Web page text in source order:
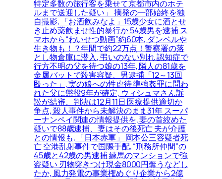
特定多数の旅行客を乗せて京都市内のホテ
ルまで送迎した疑い」 摘発の一部始終を独
自撮影, 「お酒飲みなよ」15歳少女に酒とせ
き止め薬飲ませ性的暴行か 54歳男を逮捕 ス
マホから“わいせつ動画”約60本, ダンベルや
生き物も！？年間で約22万点！警察署の落
とし物倉庫に潜入, 弔いのない別れ 認知症で
行方不明の父を待つ娘の13年, 隣人の81歳を
金属バットで殺害容疑、男逮捕「12～13回
殴った」, 実の娘への性虐待 準強姦罪に問わ
れた父に懲役9年が確定, ウィシュマさん訴
訟が結審、判決は12月11日 医療提供適切か
争点, 殺人事件から未解決のまま31年 スーパ
ーナンペイ関連の情報提供を, 妻の首絞めた
疑いで88歳逮捕、妻はその後死亡 夫が介護
との情報も, 「日本赤軍」 岡本公三容疑者死
亡 空港乱射事件で国際手配, “刑務所仲間”の
45歳と42歳の男逮捕 練馬のマンションで強
盗疑い 刃物突きつけ現金8000円奪うなどし
たか, 風力発電の事業権めぐり企業から2億